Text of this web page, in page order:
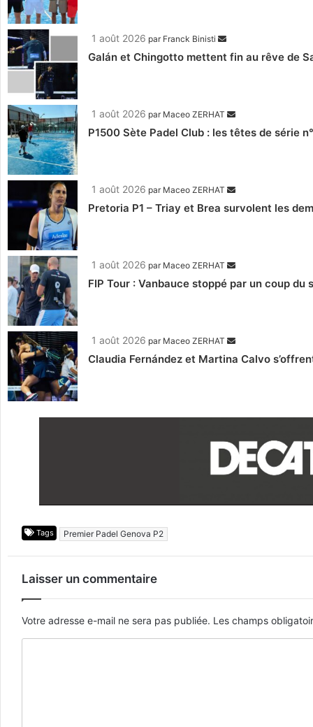
1 août 2026 par Franck Binisti
Galán et Chingotto mettent fin au rêve de
1 août 2026 par Maceo ZERHAT
P1500 Sète Padel Club : les têtes de série
1 août 2026 par Maceo ZERHAT
Pretoria P1 – Triay et Brea survolent les
1 août 2026 par Maceo ZERHAT
FIP Tour : Vanbauce stoppé par un coup
1 août 2026 par Maceo ZERHAT
Claudia Fernández et Martina Calvo
Tags Premier Padel Genova P2
Laisser un commentaire
Votre adresse e-mail ne sera pas publiée. Les champs